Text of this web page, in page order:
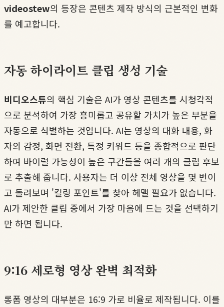
videostew의 등장은 콘텐츠 제작 방식의 근본적인 변화
를 예고합니다.
자동 하이라이트 클립 생성 기술
비디오스튜의 핵심 기술은 AI가 영상 콘텐츠를 시청각적
으로 분석하여 가장 흥미롭고 공유할 가치가 높은 부분을
자동으로 식별하는 것입니다. AI는 영상의 대화 내용, 화
자의 감정, 화면 전환, 특정 키워드 등을 종합적으로 판단
하여 바이럴 가능성이 높은 구간들을 여러 개의 클립 후보
로 추출해 줍니다. 사용자는 더 이상 전체 영상을 몇 번이
고 돌려보며 '킬링 포인트'를 찾아 헤맬 필요가 없습니다.
AI가 제안한 클립 중에서 가장 마음에 드는 것을 선택하기
만 하면 됩니다.
9:16 세로형 영상 완벽 최적화
롱폼 영상의 대부분은 16:9 가로 비율로 제작됩니다. 이를